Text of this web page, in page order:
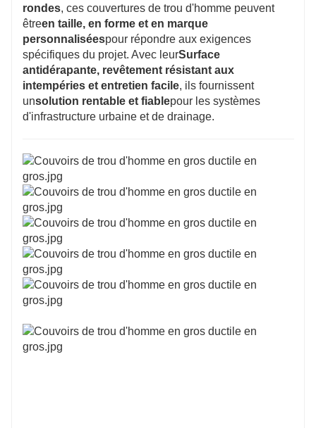
rondes, ces couvertures de trou d'homme peuvent
êtreen taille, en forme et en marque
personnaliséespour répondre aux exigences
spécifiques du projet. Avec leurSurface
antidérapante, revêtement résistant aux
intempéries et entretien facile, ils fournissent
unsolution rentable et fiablepour les systèmes
d'infrastructure urbaine et de drainage.